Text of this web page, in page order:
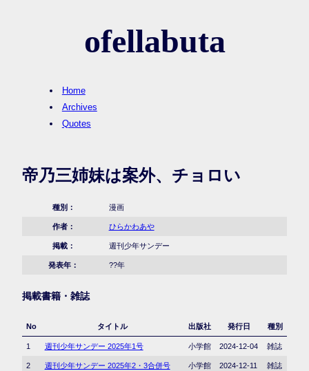
ofellabuta
Home
Archives
Quotes
帝乃三姉妹は案外、チョロい
種別： 漫画
作者： ひらかわあや
掲載： 週刊少年サンデー
発表年： ??年
掲載書籍・雑誌
No タイトル 出版社 発行日 種別
1 週刊少年サンデー 2025年1号 小学館 2024-12-04 雑誌
2 週刊少年サンデー 2025年2・3合併号 小学館 2024-12-11 雑誌